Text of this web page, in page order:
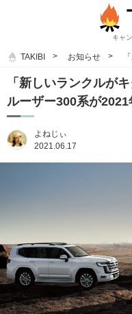
キャ
TAKIBI お知らせ
「新しいランクルが
ルーザー300系が2021
よねじぃ
2021.06.17